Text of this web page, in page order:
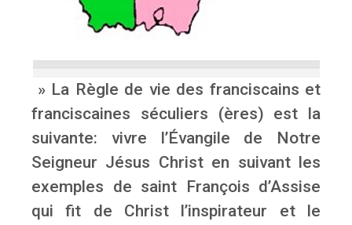
» La Règle de vie des franciscains et
franciscaines séculiers (ères) est la
suivante: vivre l’Évangile de Notre
Seigneur Jésus Christ en suivant les
exemples de saint François d’Assise
qui fit de Christ l’inspirateur et le